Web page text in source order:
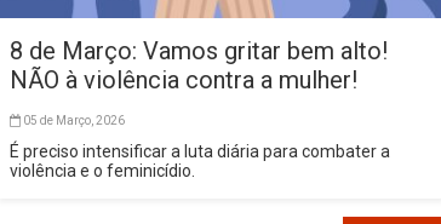
8 de Março: Vamos gritar bem alto!
NÃO à violência contra a mulher!
05 de Março, 2026
É preciso intensificar a luta diária para combater a
violência e o feminicídio.